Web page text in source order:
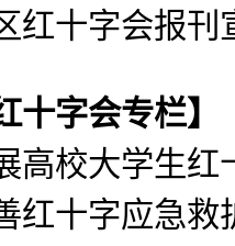
十字会报刊
十字会专栏】
高校大学生红
红十字应急救